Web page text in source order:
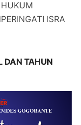
ISRA
DAN TAHUN